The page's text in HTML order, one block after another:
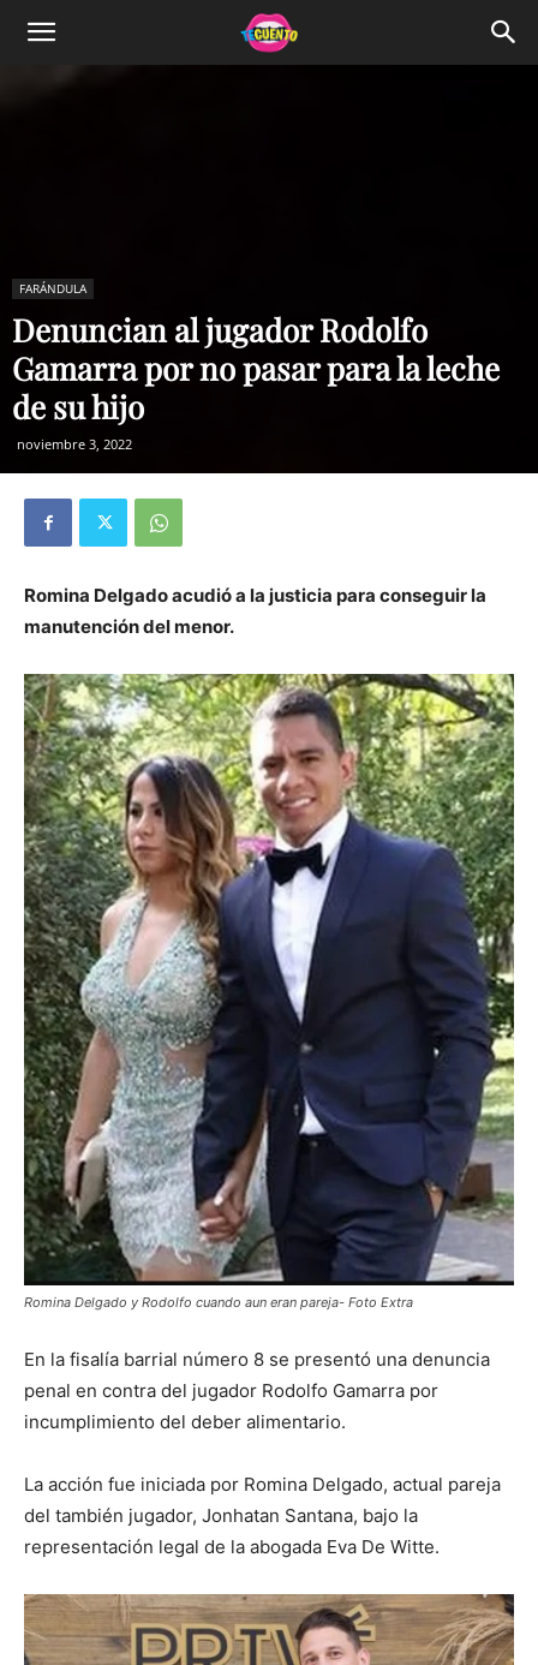
FARÁNDULA
Denuncian al jugador Rodolfo
Gamarra por no pasar para la leche
de su hijo
noviembre 3, 2022
Romina Delgado acudió a la justicia para conseguir la
manutención del menor.
Romina Delgado y Rodolfo cuando aun eran pareja- Foto Extra
En la fisalía barrial número 8 se presentó una denuncia
penal en contra del jugador Rodolfo Gamarra por
incumplimiento del deber alimentario.
La acción fue iniciada por Romina Delgado, actual pareja
del también jugador, Jonhatan Santana, bajo la
representación legal de la abogada Eva De Witte.